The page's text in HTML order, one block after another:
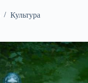
Культура